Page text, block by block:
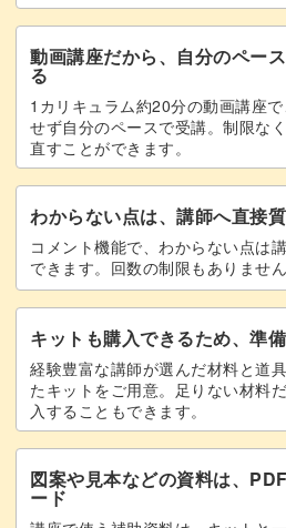
いろんな光り方をするキルティ
グネットジェルのデザインとも
ポイントにこのデザインを取り
ップしますよ◎
他のカラーで作ってもかわいい
ポイントを踏まえて、ぜひたく
ね！
動画講座だから、自分のペー
る
1カリキュラム約20分の動画講座
せず自分のペースで受講。制限な
直すことができます。
わからない点は、講師へ直接
コメント機能で、わからない点は
できます。回数の制限もありません
キットも購入できるため、準
経験豊富な講師が選んだ材料と道
たキットをご用意。足りない材料
入することもできます。
図案や見本などの資料は、
ード